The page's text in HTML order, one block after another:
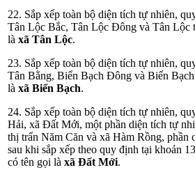
22. Sắp xếp toàn bộ diện tích tự nhiên,
Tân Lộc Bắc, Tân Lộc Đông và Tân Lộc
là xã Tân Lộc.
23. Sắp xếp toàn bộ diện tích tự nhiên,
Tân Bằng, Biển Bạch Đông và Biển
là xã Biển Bạch.
24. Sắp xếp toàn bộ diện tích tự nhiên,
Hải, xã Đất Mới, một phần diện tích tự
thị trấn Năm Căn và xã Hàm Rồng, phần
sau khi sắp xếp theo quy định tại khoản
có tên gọi là xã Đất Mới.